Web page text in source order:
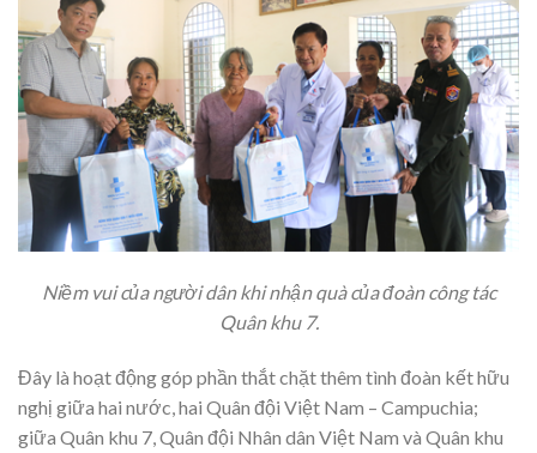
Niềm vui của người dân khi nhận quà của đoàn công tác
Quân khu 7.
Đây là hoạt động góp phần thắt chặt thêm tình đoàn kết hữu
nghị giữa hai nước, hai Quân đội Việt Nam – Campuchia;
giữa Quân khu 7, Quân đội Nhân dân Việt Nam và Quân khu